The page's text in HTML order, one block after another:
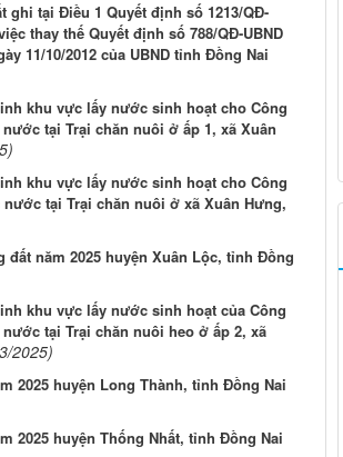
tại Điều 1 Quyết định số 1213/QĐ-
thay thế Quyết định số 788/QĐ-UBND
11/10/2012 của UBND tỉnh Đồng Nai
khu vực lấy nước sinh hoạt cho Công
tại Trại chăn nuôi ở ấp 1, xã Xuân
khu vực lấy nước sinh hoạt cho Công
tại Trại chăn nuôi ở xã Xuân Hưng,
năm 2025 huyện Xuân Lộc, tỉnh Đồng
khu vực lấy nước sinh hoạt của Công
tại Trại chăn nuôi heo ở ấp 2, xã
2025)
2025 huyện Long Thành, tỉnh Đồng Nai
2025 huyện Thống Nhất, tỉnh Đồng Nai